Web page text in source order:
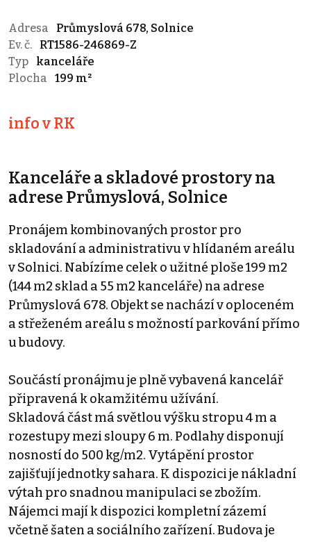
Adresa
Průmyslová 678, Solnice
Ev. č.
RT1586-246869-Z
Typ
kanceláře
Plocha
199 m²
info v RK
Kanceláře a skladové prostory na
adrese Průmyslová, Solnice
Pronájem kombinovaných prostor pro
skladování a administrativu v hlídaném areálu
v Solnici. Nabízíme celek o užitné ploše 199 m2
(144 m2 sklad a 55 m2 kanceláře) na adrese
Průmyslová 678. Objekt se nachází v oploceném
a střeženém areálu s možností parkování přímo
u budovy.
Součástí pronájmu je plně vybavená kancelář
připravená k okamžitému užívání.
Skladová část má světlou výšku stropu 4 m a
rozestupy mezi sloupy 6 m. Podlahy disponují
nosností do 500 kg/m2. Vytápění prostor
zajišťují jednotky sahara. K dispozici je nákladní
výtah pro snadnou manipulaci se zbožím.
Nájemci mají k dispozici kompletní zázemí
včetně šaten a sociálního zařízení. Budova je